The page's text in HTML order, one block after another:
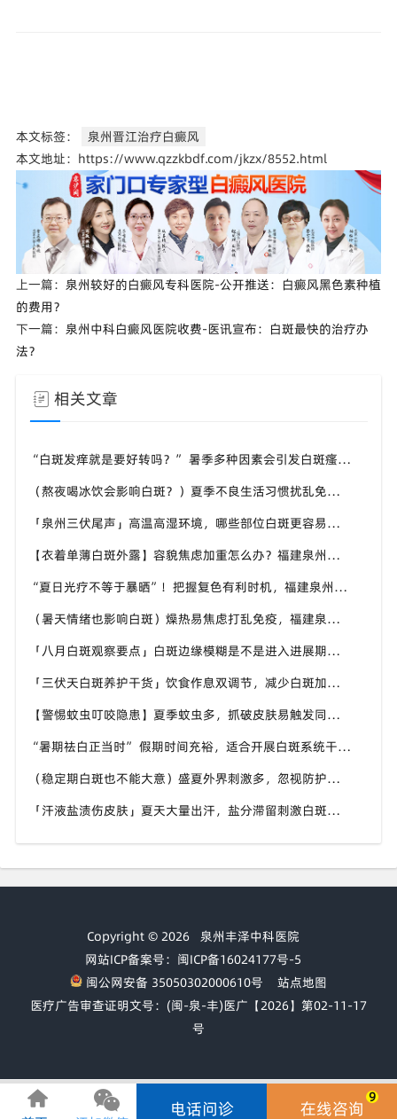
在线咨询
9
电话问诊
本文标签：
泉州晋江治疗白癜风
本文地址：https://www.qzzkbdf.com/jkzx/8552.html
上一篇： 泉州较好的白癜风专科医院-公开推送：白癜风黑色素种植
的费用？
下一篇： 泉州中科白癜风医院收费-医讯宣布：白斑最快的治疗办
法？
相关文章
“白斑发痒就是要好转吗？” 暑季多种因素会引发白斑瘙痒，福建泉州中科白癜风医院教你分清白斑瘙痒诱因
（熬夜喝冰饮会影响白斑？）夏季不良生活习惯扰乱免疫，福建泉州中科白癜风医院提醒白斑患者做好日常养护
「泉州三伏尾声」高温高湿环境，哪些部位白斑更容易扩散？福建泉州中科白癜风医院盘点夏季白斑高发位置
【衣着单薄白斑外露】容貌焦虑加重怎么办？福建泉州中科白癜风医院助力本地白癜风患者科学应对夏季白斑困扰
“夏日光疗不等于暴晒”！把握复色有利时机，福建泉州中科白癜风医院讲讲白癜风夏季诊疗的注意事项
（暑天情绪也影响白斑）燥热易焦虑打乱免疫，福建泉州中科白癜风医院分享白癜风患者夏季情绪调节小技巧
「八月白斑观察要点」白斑边缘模糊是不是进入进展期？福建泉州中科白癜风医院教你辨别白斑病情变化信号
「三伏天白斑养护干货」饮食作息双调节，减少白斑加重诱因，福建泉州中科白癜风医院为福建白斑群体科普实用知识
【警惕蚊虫叮咬隐患】夏季蚊虫多，抓破皮肤易触发同形反应，福建泉州中科白癜风医院提醒白癜风患者做好防蚊护理
“暑期祛白正当时” 假期时间充裕，适合开展白斑系统干预，福建泉州中科白癜风医院分型分期定制白斑康复方案
（稳定期白斑也不能大意）盛夏外界刺激多，忽视防护也会复发，福建泉州中科白癜风医院分享白癜风夏季维持护理知识
「汗液盐渍伤皮肤」夏天大量出汗，盐分滞留刺激白斑患处，福建泉州中科白癜风医院讲解白癜风患者夏日皮肤清洁要点
Copyright © 2026 泉州丰泽中科医院
网站ICP备案号：闽ICP备16024177号-5
闽公网安备 35050302000610号
站点地图
医疗广告审查证明文号：(闽-泉-丰)医广【2026】第02-11-17
号